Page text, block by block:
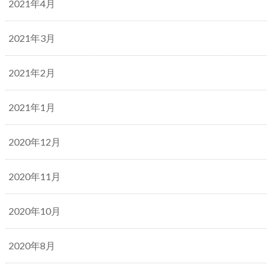
2021年4月
2021年3月
2021年2月
2021年1月
2020年12月
2020年11月
2020年10月
2020年8月